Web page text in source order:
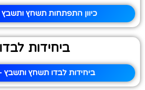
כיוון התפתחות תשחץ ותשבץ
ביחידות לבדו
ביחידות לבדו תשחץ ותשבץ